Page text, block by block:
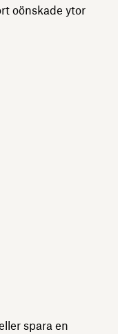
oönskade ytor
spara en